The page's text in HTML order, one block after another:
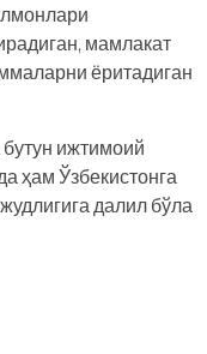
мамлакат
ёритадиган
ижтимоий
ҳам Ўзбекистонга
далил бўла